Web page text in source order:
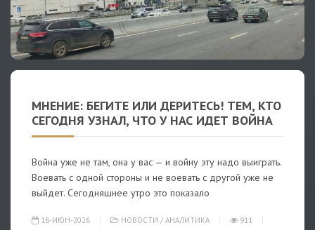
МНЕНИЕ: БЕГИТЕ ИЛИ ДЕРИТЕСЬ! ТЕМ, КТО
СЕГОДНЯ УЗНАЛ, ЧТО У НАС ИДЕТ ВОЙНА
Война уже не там, она у вас — и войну эту надо выиграть.
Воевать с одной стороны и не воевать с другой уже не
выйдет. Сегодняшнее утро это показало
18-ИЮН-2026 НОВОСТИ / АНАЛИТИКА
911